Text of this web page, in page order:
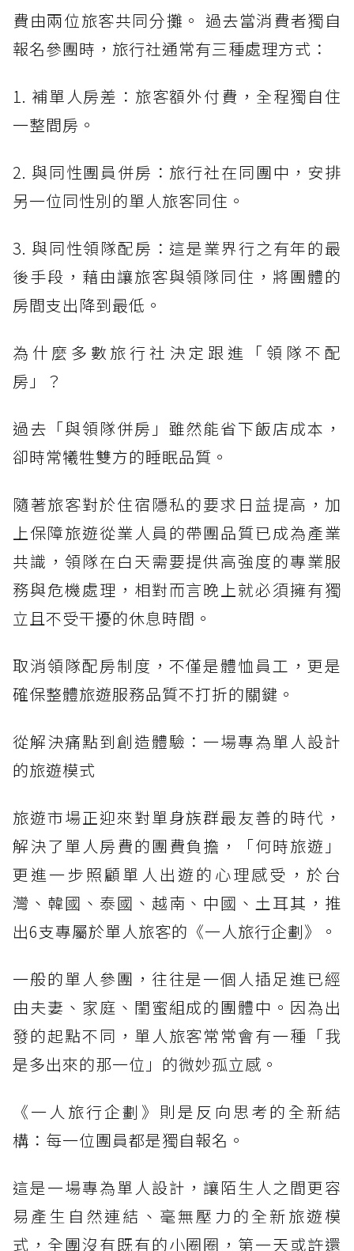
費由兩位旅客共同分攤。 過去當消費者獨自
報名參團時，旅行社通常有三種處理方式：
1. 補單人房差：旅客額外付費，全程獨自住
一整間房。
2. 與同性團員併房：旅行社在同團中，安排
另一位同性別的單人旅客同住。
3. 與同性領隊配房：這是業界行之有年的最
後手段，藉由讓旅客與領隊同住，將團體的
房間支出降到最低。
為什麼多數旅行社決定跟進「領隊不配
房」？
過去「與領隊併房」雖然能省下飯店成本，
卻時常犧牲雙方的睡眠品質。
隨著旅客對於住宿隱私的要求日益提高，加
上保障旅遊從業人員的帶團品質已成為產業
共識，領隊在白天需要提供高強度的專業服
務與危機處理，相對而言晚上就必須擁有獨
立且不受干擾的休息時間。
取消領隊配房制度，不僅是體恤員工，更是
確保整體旅遊服務品質不打折的關鍵。
從解決痛點到創造體驗：一場專為單人設計
的旅遊模式
旅遊市場正迎來對單身族群最友善的時代，
解決了單人房費的團費負擔，「何時旅遊」
更進一步照顧單人出遊的心理感受，於台
灣、韓國、泰國、越南、中國、土耳其，推
出6支專屬於單人旅客的《一人旅行企劃》。
一般的單人參團，往往是一個人插足進已經
由夫妻、家庭、閨蜜組成的團體中。因為出
發的起點不同，單人旅客常常會有一種「我
是多出來的那一位」的微妙孤立感。
《一人旅行企劃》則是反向思考的全新結
構：每一位團員都是獨自報名。
這是一場專為單人設計，讓陌生人之間更容
易產生自然連結、毫無壓力的全新旅遊模
式，全團沒有既有的小圈圈，第一天或許還